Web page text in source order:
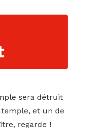
sera détruit
et un de
regarde !